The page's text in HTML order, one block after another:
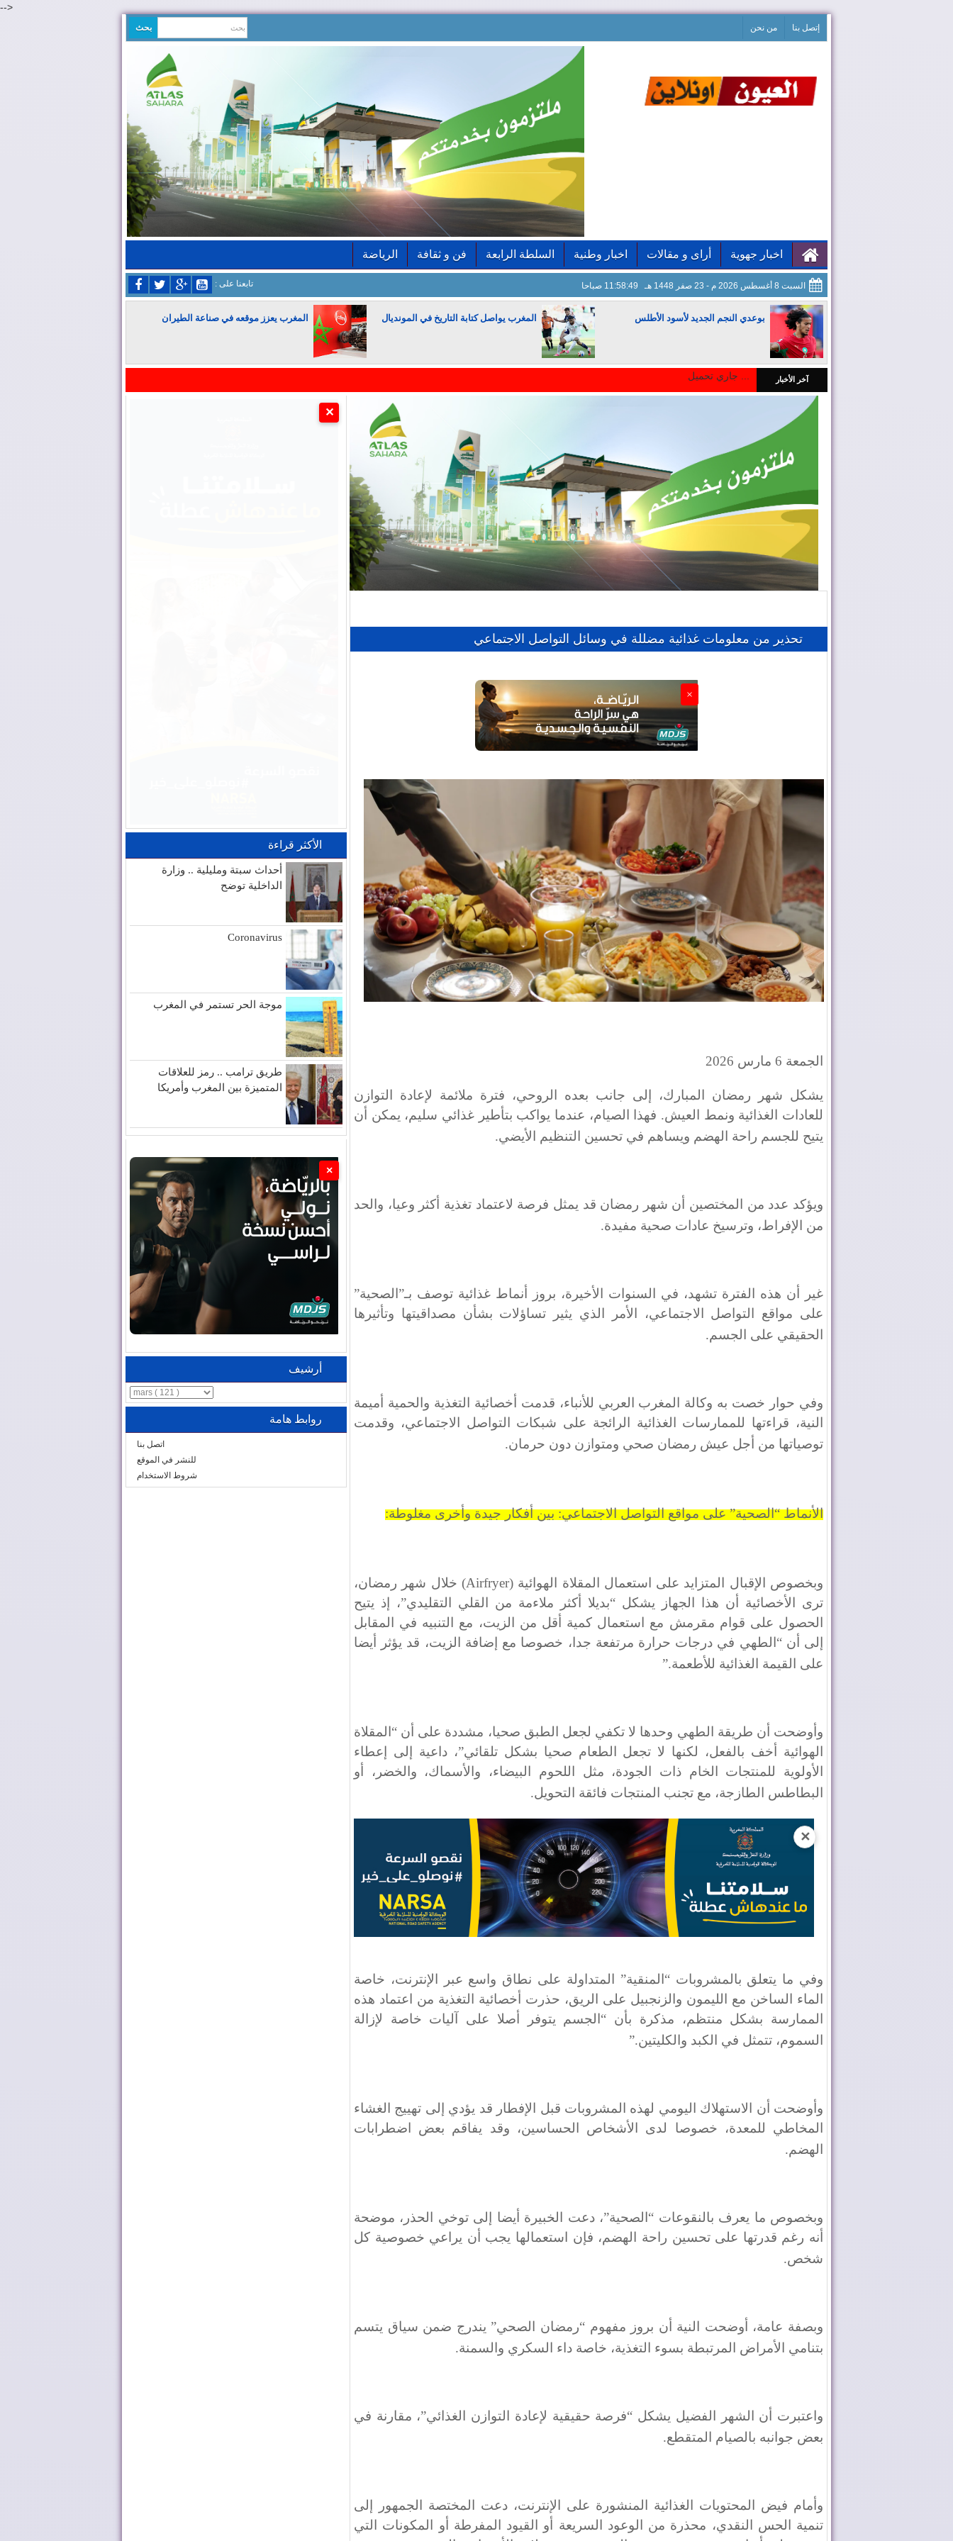
-->
إتصل بنا من نحن
اخبار جهوية أراى و مقالات اخبار وطنية السلطة الرابعة فن و ثقافة الرياضة
السبت 8 أغسطس 2026 م - 23 صفر 1448 هـ 11:58:50 صباحا : تابعنا على
بوعدي النجم الجديد لأسود الأطلس المغرب يواصل كتابة التاريخ في المونديال المغرب يعزز موقعه في صناعة الطيران
المغرب يجذب كبار المستثمرين آخر الأخبار
تحذير من معلومات غذائية مضللة في وسائل التواصل الاجتماعي
×
الجمعة 6 مارس 2026
يشكل شهر رمضان المبارك، إلى جانب بعده الروحي، فترة ملائمة لإعادة التوازن
للعادات الغذائية ونمط العيش. فهذا الصيام، عندما يواكب بتأطير غذائي سليم، يمكن أن
يتيح للجسم راحة الهضم ويساهم في تحسين التنظيم الأيضي.
ويؤكد عدد من المختصين أن شهر رمضان قد يمثل فرصة لاعتماد تغذية أكثر وعيا، والحد
من الإفراط، وترسيخ عادات صحية مفيدة.
غير أن هذه الفترة تشهد، في السنوات الأخيرة، بروز أنماط غذائية توصف بـ”الصحية”
على مواقع التواصل الاجتماعي، الأمر الذي يثير تساؤلات بشأن مصداقيتها وتأثيرها
الحقيقي على الجسم.
وفي حوار خصت به وكالة المغرب العربي للأنباء، قدمت أخصائية التغذية والحمية أميمة
النية، قراءتها للممارسات الغذائية الرائجة على شبكات التواصل الاجتماعي، وقدمت
توصياتها من أجل عيش رمضان صحي ومتوازن دون حرمان.
الأنماط “الصحية” على مواقع التواصل الاجتماعي: بين أفكار جيدة وأخرى مغلوطة:
وبخصوص الإقبال المتزايد على استعمال المقلاة الهوائية (Airfryer) خلال شهر رمضان،
ترى الأخصائية أن هذا الجهاز يشكل “بديلا أكثر ملاءمة من القلي التقليدي”، إذ يتيح
الحصول على قوام مقرمش مع استعمال كمية أقل من الزيت، مع التنبيه في المقابل
إلى أن “الطهي في درجات حرارة مرتفعة جدا، خصوصا مع إضافة الزيت، قد يؤثر أيضا
على القيمة الغذائية للأطعمة”.
وأوضحت أن طريقة الطهي وحدها لا تكفي لجعل الطبق صحيا، مشددة على أن “المقلاة
الهوائية أخف بالفعل، لكنها لا تجعل الطعام صحيا بشكل تلقائي”، داعية إلى إعطاء
الأولوية للمنتجات الخام ذات الجودة، مثل اللحوم البيضاء، والأسماك، والخضر، أو
البطاطس الطازجة، مع تجنب المنتجات فائقة التحويل.
✕
وفي ما يتعلق بالمشروبات “المنقية” المتداولة على نطاق واسع عبر الإنترنت، خاصة
الماء الساخن مع الليمون والزنجبيل على الريق، حذرت أخصائية التغذية من اعتماد هذه
الممارسة بشكل منتظم، مذكرة بأن “الجسم يتوفر أصلا على آليات خاصة لإزالة
السموم، تتمثل في الكبد والكليتين”.
وأوضحت أن الاستهلاك اليومي لهذه المشروبات قبل الإفطار قد يؤدي إلى تهييج الغشاء
المخاطي للمعدة، خصوصا لدى الأشخاص الحساسين، وقد يفاقم بعض اضطرابات
الهضم.
وبخصوص ما يعرف بالنقوعات “الصحية”، دعت الخبيرة أيضا إلى توخي الحذر، موضحة
أنه رغم قدرتها على تحسين راحة الهضم، فإن استعمالها يجب أن يراعي خصوصية كل
شخص.
وبصفة عامة، أوضحت النية أن بروز مفهوم “رمضان الصحي” يندرج ضمن سياق يتسم
بتنامي الأمراض المرتبطة بسوء التغذية، خاصة داء السكري والسمنة.
واعتبرت أن الشهر الفضيل يشكل “فرصة حقيقية لإعادة التوازن الغذائي”، مقارنة في
بعض جوانبه بالصيام المتقطع.
وأمام فيض المحتويات الغذائية المنشورة على الإنترنت، دعت المختصة الجمهور إلى
تنمية الحس النقدي، محذرة من الوعود السريعة أو القيود المفرطة أو المكونات التي
✕
الأكثر قراءة
أحداث سبتة ومليلية .. وزارة
الداخلية توضح
Coronavirus
موجة الحر تستمر في المغرب
طريق ترامب .. رمز للعلاقات
المتميزة بين المغرب وأمريكا
×
أرشيف
روابط هامة
اتصل بنا
للنشر في الموقع
شروط الاستخدام